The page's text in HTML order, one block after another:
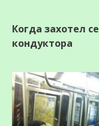
Когда захотел
кондуктора